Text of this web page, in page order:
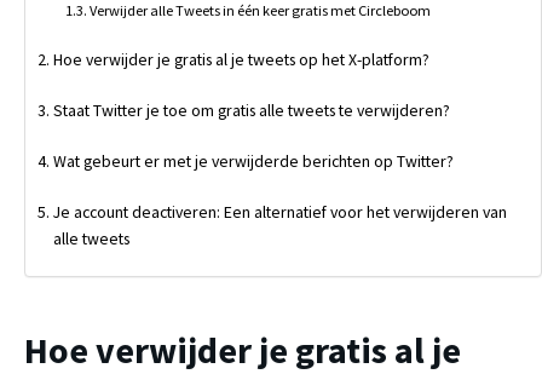
Verwijder alle Tweets in één keer gratis met Circleboom
Hoe verwijder je gratis al je tweets op het X-platform?
Staat Twitter je toe om gratis alle tweets te verwijderen?
Wat gebeurt er met je verwijderde berichten op Twitter?
Je account deactiveren: Een alternatief voor het verwijderen van
alle tweets
Hoe verwijder je gratis al je